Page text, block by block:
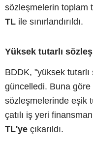
sözleşmelerin toplam
TL ile sınırlandırıldı.
Yüksek tutarlı
BDDK, "yüksek tutarlı
güncelledi. Buna
sözleşmelerinde eşik
çatılı iş yeri
TL'ye çıkarıldı.